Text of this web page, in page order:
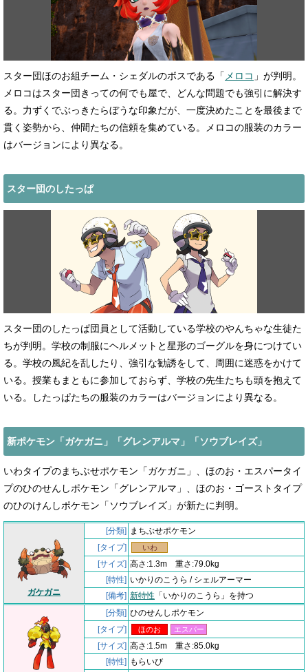
スター団ほのお組チーム・シェダルのボスである「 メロコ 」が判明。
メロコはスター団きっての何でも屋で、どんな問題でも強引に解決す
る。力ずくでぶっきたらぼうな印象だが、一度決めたことを最後まで
貫く姿勢から、仲間たちの信頼を集めている。メロコの服装のカラー
はバージョンにより異なる。
スター団のしたっぱ
スター団のしたっぱ団員として活動している学校のやんちゃな生徒た
ちが判明。学校の制服にヘルメットと星形のゴーグルを身につけてい
る。学校の風紀を乱したり、強引な勧誘をして、周囲に迷惑をかけて
いる。授業もまともに参加しておらず、学校の先生たちも頭を抱えて
いる。したっぱたちの服装のカラーはバージョンにより異なる。
新ポケモン「ガケガニ」「グレンアルマ」「ソウブレイズ」
いわタイプのまちぶせポケモン「ガケガニ」、ほのお・エスパータイ
プのひのせんしポケモン「グレンアルマ」、ほのお・ゴーストタイプ
のひのけんしポケモン「ソウブレイズ」が新たに判明。
ガケガニ
[分類] まちぶせポケモン
[タイプ]
いわ
[サイズ] 高さ:1.3m 重さ:79.0kg
[特性] いかりのこうら / シェルアーマー
[備考] 新特性 「いかりのこうら」を持つ
[分類] ひのせんしポケモン
[タイプ]
ほのお エスパー
[サイズ] 高さ:1.5m 重さ:85.0kg
[特性] もらいび